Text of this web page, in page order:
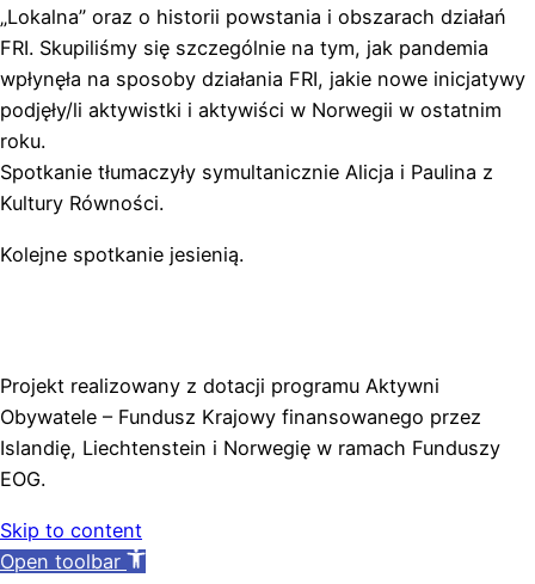
„Lokalna” oraz o historii powstania i obszarach działań
FRI. Skupiliśmy się szczególnie na tym, jak pandemia
wpłynęła na sposoby działania FRI, jakie nowe inicjatywy
podjęły/li aktywistki i aktywiści w Norwegii w ostatnim
roku.
Spotkanie tłumaczyły symultanicznie Alicja i Paulina z
Kultury Równości.
Kolejne spotkanie jesienią.
Projekt realizowany z dotacji programu Aktywni
Obywatele – Fundusz Krajowy finansowanego przez
Islandię, Liechtenstein i Norwegię w ramach Funduszy
EOG.
Skip to content
Open toolbar